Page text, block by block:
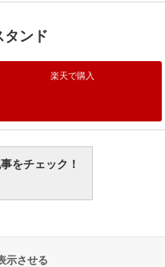
タンド
楽天で購入
をチェック！
示させる